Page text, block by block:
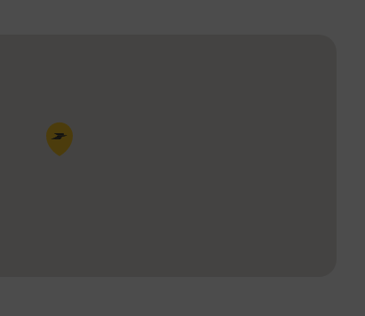
Pin de la carte